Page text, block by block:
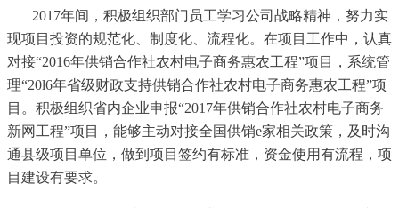
2017年间，积极组织部门员工学习公司战略精神，努力实
现项目投资的规范化、制度化、流程化。在项目工作中，认真
对接“2016年供销合作社农村电子商务惠农工程”项目，系统管
理“20l6年省级财政支持供销合作社农村电子商务惠农工程”项
目。积极组织省内企业申报“2017年供销合作社农村电子商务
新网工程”项目，能够主动对接全国供销e家相关政策，及时沟
通县级项目单位，做到项目签约有标准，资金使用有流程，项
目建设有要求。